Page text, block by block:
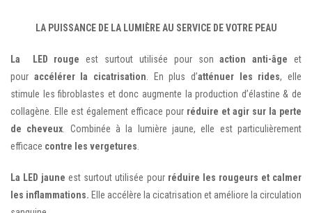
LA PUISSANCE DE LA LUMIÈRE AU SERVICE DE VOTRE PEAU
La LED rouge est surtout utilisée pour sonaction anti-âge et
pour accélérer la cicatrisation. En plus d’atténuer les rides, elle
stimule les fibroblastes et donc augmente la production d’élastine & de
collagène. Elle est également efficace pour réduire et agir sur la perte
de cheveux. Combinée à la lumière jaune, elle est particulièrement
efficace contre les vergetures.
La LED jaune est surtout utilisée pour réduire les rougeurs et calmer
les inflammations. Elle accélère la cicatrisation et améliore la circulation